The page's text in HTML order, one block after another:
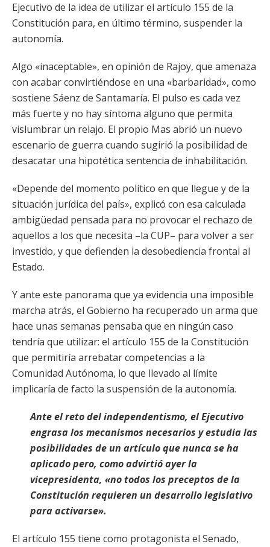
Ejecutivo de la idea de utilizar el artículo 155 de la
Constitución para, en último término, suspender la
autonomía.
Algo «inaceptable», en opinión de Rajoy, que amenaza
con acabar convirtiéndose en una «barbaridad», como
sostiene Sáenz de Santamaría. El pulso es cada vez
más fuerte y no hay síntoma alguno que permita
vislumbrar un relajo. El propio Mas abrió un nuevo
escenario de guerra cuando sugirió la posibilidad de
desacatar una hipotética sentencia de inhabilitación.
«Depende del momento político en que llegue y de la
situación jurídica del país», explicó con esa calculada
ambigüedad pensada para no provocar el rechazo de
aquellos a los que necesita –la CUP– para volver a ser
investido, y que defienden la desobediencia frontal al
Estado.
Y ante este panorama que ya evidencia una imposible
marcha atrás, el Gobierno ha recuperado un arma que
hace unas semanas pensaba que en ningún caso
tendría que utilizar: el artículo 155 de la Constitución
que permitiría arrebatar competencias a la
Comunidad Autónoma, lo que llevado al límite
implicaría de facto la suspensión de la autonomía.
Ante el reto del independentismo, el Ejecutivo
engrasa los mecanismos necesarios y estudia las
posibilidades de un artículo que nunca se ha
aplicado pero, como advirtió ayer la
vicepresidenta, «no todos los preceptos de la
Constitución requieren un desarrollo legislativo
para activarse».
El artículo 155 tiene como protagonista el Senado,